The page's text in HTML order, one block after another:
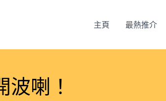
主頁 最熱推介
喇！